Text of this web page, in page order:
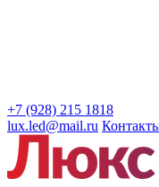
+7 (928) 215 1818
lux.led@mail.ru